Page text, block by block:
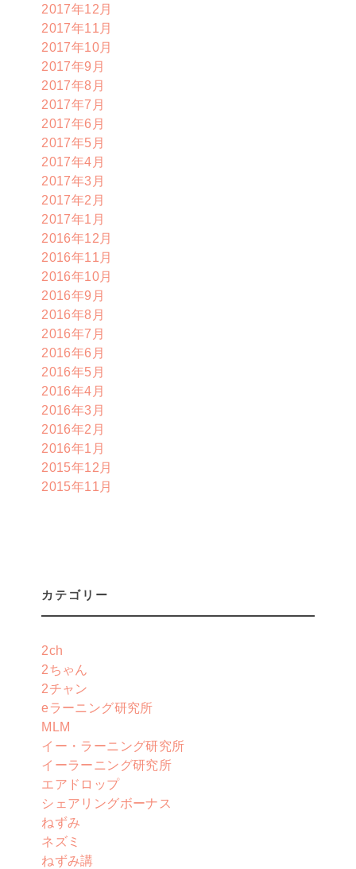
2017年12月
2017年11月
2017年10月
2017年9月
2017年8月
2017年7月
2017年6月
2017年5月
2017年4月
2017年3月
2017年2月
2017年1月
2016年12月
2016年11月
2016年10月
2016年9月
2016年8月
2016年7月
2016年6月
2016年5月
2016年4月
2016年3月
2016年2月
2016年1月
2015年12月
2015年11月
カテゴリー
2ch
2ちゃん
2チャン
eラーニング研究所
MLM
イー・ラーニング研究所
イーラーニング研究所
エアドロップ
シェアリングボーナス
ねずみ
ネズミ
ねずみ講